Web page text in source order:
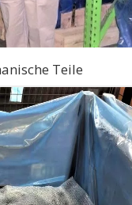
Teile